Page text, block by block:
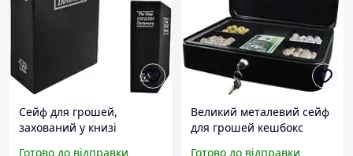
Сейф для грошей,
захований у книзі
Готово до відправки
Великий металевий сейф
для грошей кешбокс
Готово до відправки